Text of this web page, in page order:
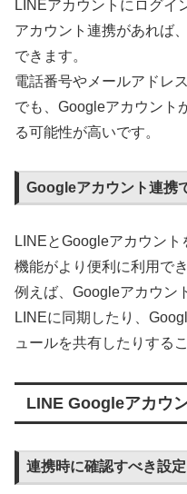
LINEアカウントにログイ
アカウント連携があれば
できます。
電話番号やメールアドレ
でも、Googleアカウント
る可能性が高いです。
Googleアカウント連携
LINEとGoogleアカウン
機能がより便利に利用で
例えば、Googleアカウン
LINEに同期したり、
ュールを共有したりする
LINE Googleアカウ
連携時に確認すべき設定